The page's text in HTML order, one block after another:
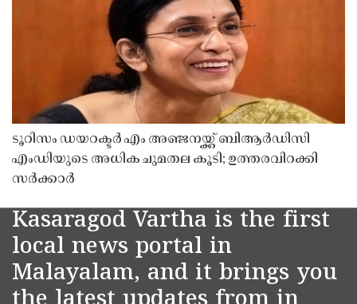
ടൂറിസം ഡയറക്ടർ എം അഞ്ജനയ്ക്ക് ബിആർഡിസി
എംഡിയുടെ അധിക ചുമതല കൂടി; ഉത്തരവിറക്കി
സർക്കാർ
Kasaragod Vartha is the first
local news portal in
Malayalam, and it brings you